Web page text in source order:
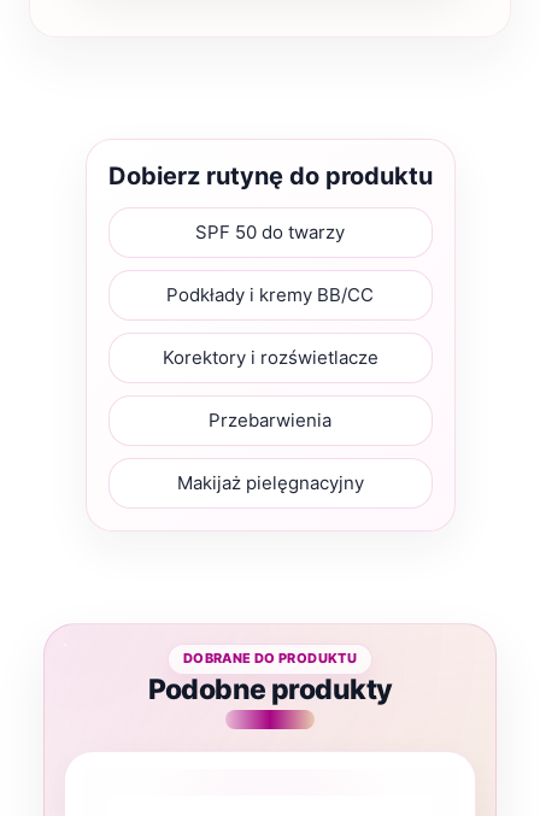
Dobierz rutynę do produktu
SPF 50 do twarzy
Podkłady i kremy BB/CC
Korektory i rozświetlacze
Przebarwienia
Makijaż pielęgnacyjny
Podobne produkty